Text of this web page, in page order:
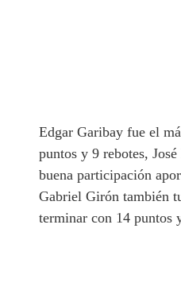
Edgar Garibay fue el
puntos y 9 rebotes,
buena participación
Gabriel Girón también
terminar con 14 puntos